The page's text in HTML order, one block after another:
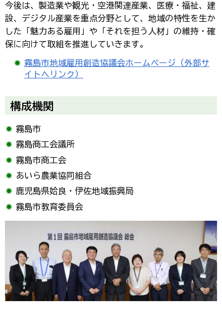
今後は、製造業や観光・空港関連産業、医療・福祉、建
設、デジタル産業を重点分野として、地域の特性を生か
した「魅力ある雇用」や「それを担う人材」の維持・確
保に向けて取組を推進していきます。
霧島市地域雇用創造協議会ホームページ（外部サ
イトへリンク）
構成機関
霧島市
霧島商工会議所
霧島市商工会
あいら農業協同組合
鹿児島県姶良・伊佐地域振興局
霧島市教育委員会